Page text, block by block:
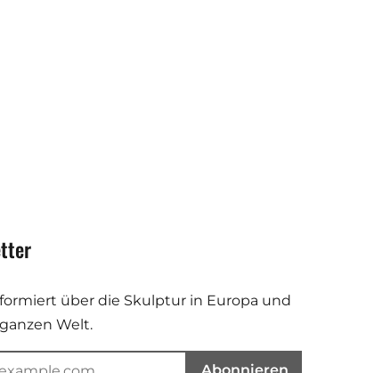
über die Skulptur in Europa und
Welt.